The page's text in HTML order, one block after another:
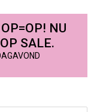
NU
SALE.